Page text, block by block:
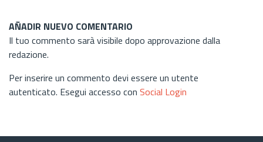
AÑADIR NUEVO COMENTARIO
Il tuo commento sarà visibile dopo approvazione dalla
redazione.
Per inserire un commento devi essere un utente
autenticato. Esegui accesso con Social Login